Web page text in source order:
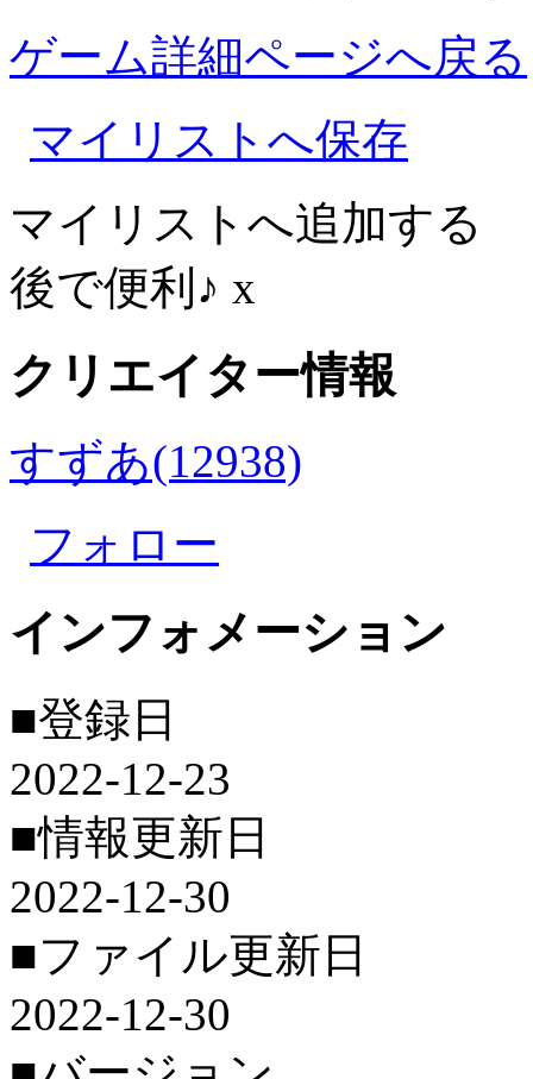
ゲーム詳細ページへ戻る
マイリストへ保存
マイリストへ追加する
後で便利♪ x
クリエイター情報
すずあ(12938)
フォロー
インフォメーション
■登録日
2022-12-23
■情報更新日
2022-12-30
■ファイル更新日
2022-12-30